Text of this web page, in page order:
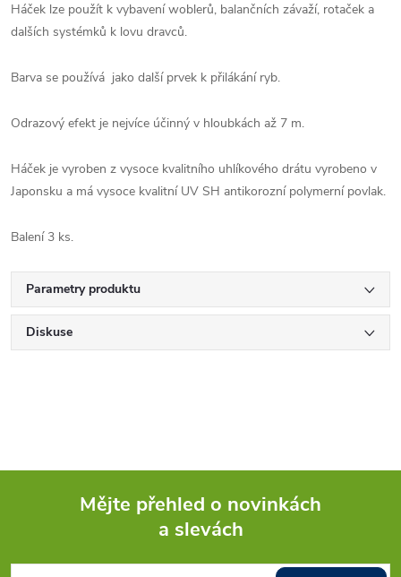
Háček lze použít k vybavení woblerů, balančních závaží, rotaček a
dalších systémků k lovu dravců.
Barva se používá jako další prvek k přilákání ryb.
Odrazový efekt je nejvíce účinný v hloubkách až 7 m.
Háček je vyroben z vysoce kvalitního uhlíkového drátu vyrobeno v
Japonsku a má vysoce kvalitní UV SH antikorozní polymerní povlak.
Balení 3 ks.
Parametry produktu
Diskuse
Mějte přehled o novinkách
a slevách